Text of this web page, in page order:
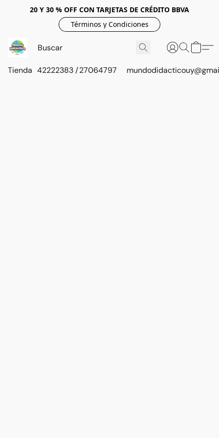
20 Y 30 % OFF CON TARJETAS DE CRÉDITO BBVA
Términos y Condiciones
Tienda 42222383 / 27064797